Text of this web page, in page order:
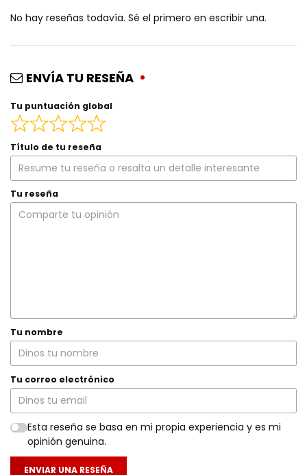
No hay reseñas todavía. Sé el primero en escribir una.
ENVÍA TU RESEÑA
Tu puntuación global
Título de tu reseña
Tu reseña
Tu nombre
Tu correo electrónico
Esta reseña se basa en mi propia experiencia y es mi
opinión genuina.
ENVIAR UNA RESEÑA